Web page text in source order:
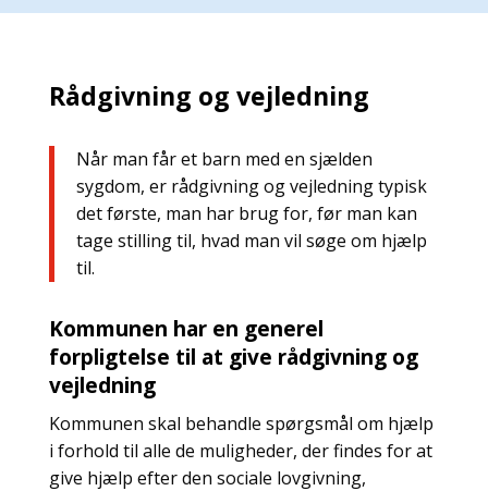
Rådgivning og vejledning
Når man får et barn med en sjælden
sygdom, er rådgivning og vejledning typisk
det første, man har brug for, før man kan
tage stilling til, hvad man vil søge om hjælp
til.
Kommunen har en generel
forpligtelse til at give rådgivning og
vejledning
Kommunen skal behandle spørgsmål om hjælp
i forhold til alle de muligheder, der findes for at
give hjælp efter den sociale lovgivning,